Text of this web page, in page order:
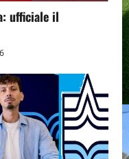
ufficiale il